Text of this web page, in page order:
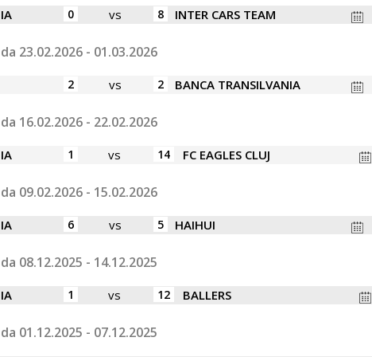
0 vs 8 INTER CARS TEAM
23.02.2026 - 01.03.2026
2 vs 2 BANCA TRANSILVANIA
16.02.2026 - 22.02.2026
1 vs 14 FC EAGLES CLUJ
09.02.2026 - 15.02.2026
6 vs 5 HAIHUI
08.12.2025 - 14.12.2025
1 vs 12 BALLERS
01.12.2025 - 07.12.2025